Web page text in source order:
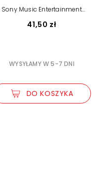
Sony Music Entertainment
41,50 zł
WYSYŁAMY W 5-7 DNI
DO KOSZYKA